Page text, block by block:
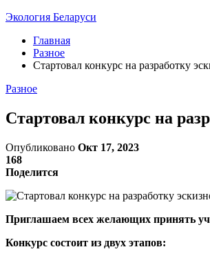
Экология Беларуси
Главная
Разное
Стартовал конкурс на разработку
Разное
Стартовал конкурс на
Опубликовано Окт 17, 2023
168
Поделится
Приглашаем всех желающих принять
Конкурс состоит из двух этапов: